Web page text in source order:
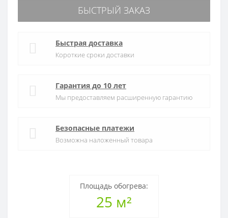
Площадь обогрева:
25 м²
БЫСТРЫЙ ЗАКАЗ
Быстрая доставка
Короткие сроки доставки
Гарантия до 10 лет
Мы предоставляем расширенную гарантию
Безопасные платежи
Возможна наложенный товара